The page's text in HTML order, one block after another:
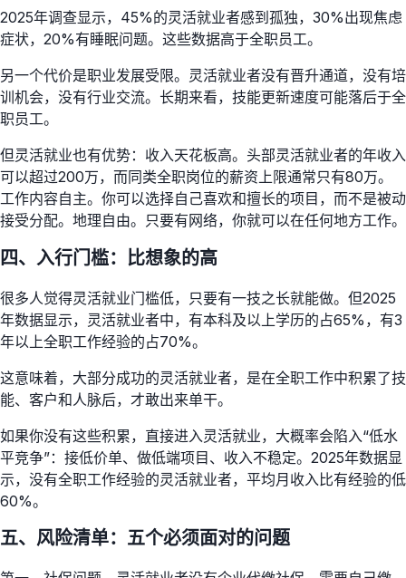
2025年调查显示，45%的灵活就业者感到孤独，30%出现焦虑
症状，20%有睡眠问题。这些数据高于全职员工。
另一个代价是职业发展受限。灵活就业者没有晋升通道，没有培
训机会，没有行业交流。长期来看，技能更新速度可能落后于全
职员工。
但灵活就业也有优势：收入天花板高。头部灵活就业者的年收入
可以超过200万，而同类全职岗位的薪资上限通常只有80万。
工作内容自主。你可以选择自己喜欢和擅长的项目，而不是被动
接受分配。地理自由。只要有网络，你就可以在任何地方工作。
四、入行门槛：比想象的高
很多人觉得灵活就业门槛低，只要有一技之长就能做。但2025
年数据显示，灵活就业者中，有本科及以上学历的占65%，有3
年以上全职工作经验的占70%。
这意味着，大部分成功的灵活就业者，是在全职工作中积累了技
能、客户和人脉后，才敢出来单干。
如果你没有这些积累，直接进入灵活就业，大概率会陷入“低水
平竞争”：接低价单、做低端项目、收入不稳定。2025年数据显
示，没有全职工作经验的灵活就业者，平均月收入比有经验的低
60%。
五、风险清单：五个必须面对的问题